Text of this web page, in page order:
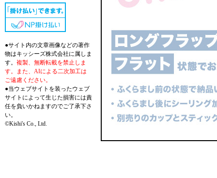
●サイト内の文章画像などの著作
物はキッシーズ株式会社に属しま
す。 複製、無断転載を禁止しま
す。また、AIによる二次加工は
ご遠慮ください。
●当ウェブサイトを装ったウェブ
サイトによって生じた損害には責
任を負いかねますのでご了承下さ
い。
©Kishi's Co., Ltd.